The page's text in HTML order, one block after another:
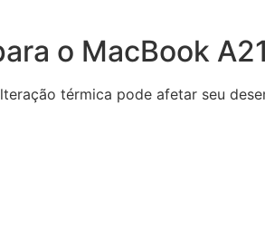
o MacBook
térmica pode afetar seu